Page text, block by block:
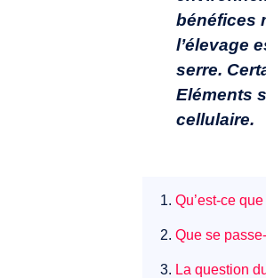
bénéfices
l’élevage
serre.
Eléments
cellulaire.
1. Qu’est-ce
2. Que se
3. La question